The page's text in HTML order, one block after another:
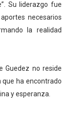
Su liderazgo fue
necesarios
la realidad
Guedez no reside
ha encontrado
y esperanza.